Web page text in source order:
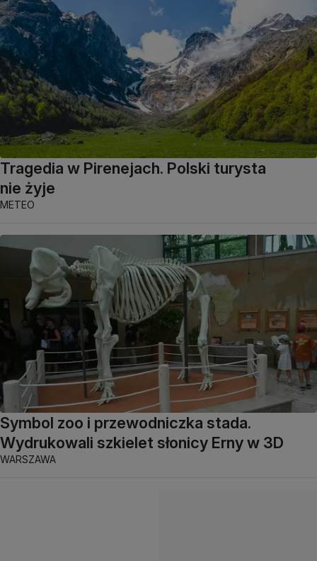
Tragedia w Pirenejach. Polski turysta
nie żyje
METEO
Symbol zoo i przewodniczka stada.
Wydrukowali szkielet słonicy Erny w 3D
WARSZAWA